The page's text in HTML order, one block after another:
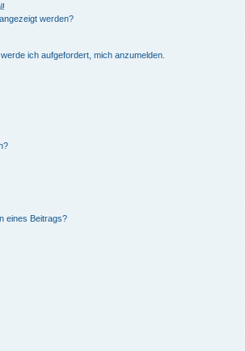
werden?
ich aufgefordert, mich anzumelden.
eines Beitrags?